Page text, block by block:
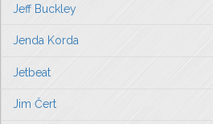
Jeff Buckley
Jenda Korda
Jetbeat
Jim Čert